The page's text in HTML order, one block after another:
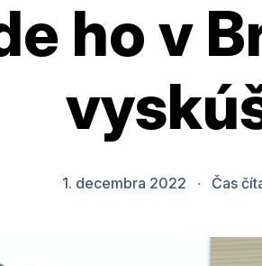
ho v
1. decembra 2022 · Čas